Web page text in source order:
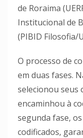
de Roraima
Institucional de
(PIBID Filosofia/
O processo de
em duas fases.
selecionou seus
encaminhou à
segunda fase,
codificados,